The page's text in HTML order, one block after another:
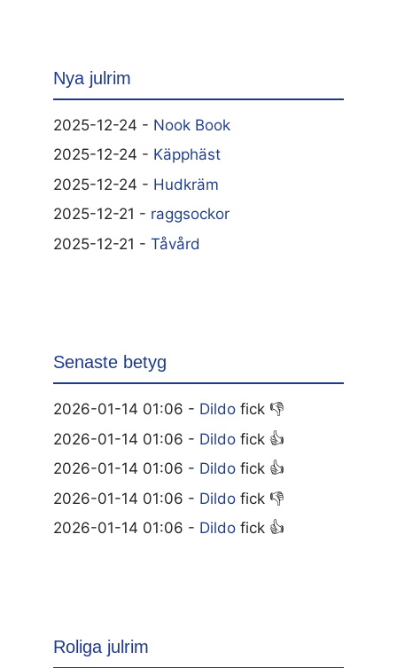
Nya julrim
2025-12-24 - Nook Book
2025-12-24 - Käpphäst
2025-12-24 - Hudkräm
2025-12-21 - raggsockor
2025-12-21 - Tåvård
Senaste betyg
2026-01-14 01:06 - Dildo fick 👎
2026-01-14 01:06 - Dildo fick 👍
2026-01-14 01:06 - Dildo fick 👍
2026-01-14 01:06 - Dildo fick 👎
2026-01-14 01:06 - Dildo fick 👍
Roliga julrim